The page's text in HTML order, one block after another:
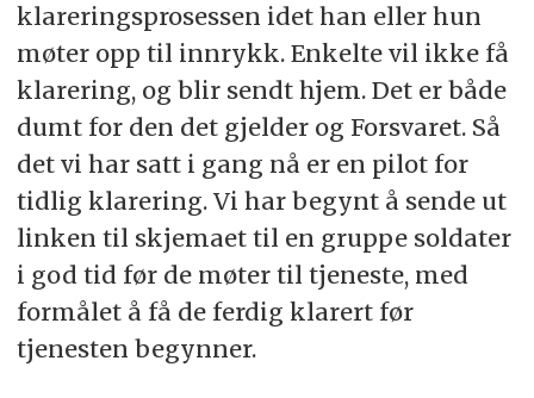
klareringsprosessen idet han eller hun
møter opp til innrykk. Enkelte vil ikke få
klarering, og blir sendt hjem. Det er både
dumt for den det gjelder og Forsvaret. Så
det vi har satt i gang nå er en pilot for
tidlig klarering. Vi har begynt å sende ut
linken til skjemaet til en gruppe soldater
i god tid før de møter til tjeneste, med
formålet å få de ferdig klarert før
tjenesten begynner.